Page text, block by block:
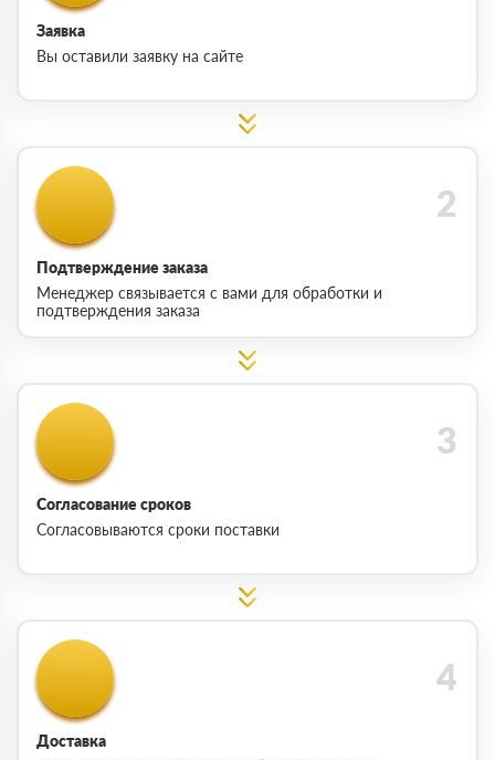
Заявка
Вы оставили заявку на сайте
Подтверждение заказа
Менеджер связывается с вами для обработки и
подтверждения заказа
Согласование сроков
Согласовываются сроки поставки
Доставка